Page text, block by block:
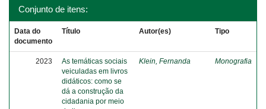
Conjunto de itens:
Data do
documento
Título Autor(es) Tipo
2023
As temáticas sociais
veiculadas em livros
didáticos: como se
dá a construção da
cidadania por meio
Klein, Fernanda Monografia